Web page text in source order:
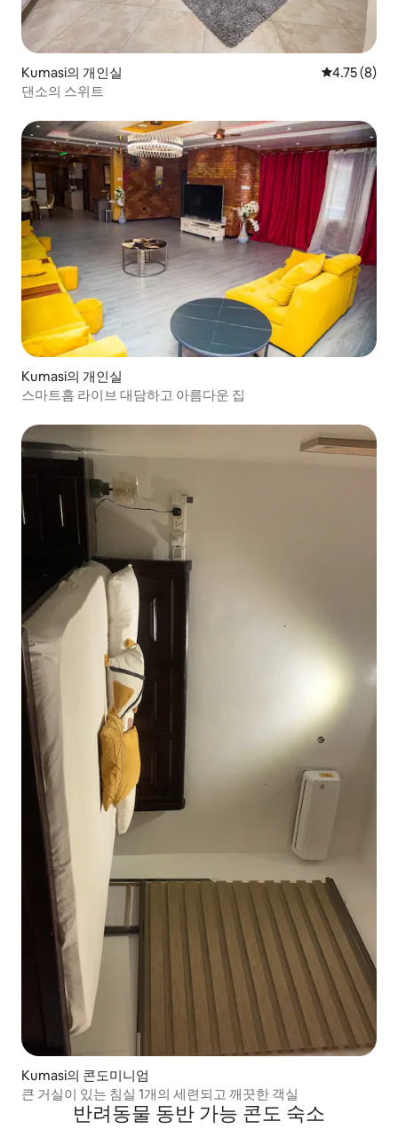
Kumasi의 개인실 평점 4.75점
4.75 (8)
댄소의 스위트
Kumasi의 개인실
스마트홈 라이브 대담하고 아름다운 집
Kumasi의 콘도미니엄
큰 거실이 있는 침실 1개의 세련되고 깨끗한 객실
반려동물 동반 가능 콘도 숙소